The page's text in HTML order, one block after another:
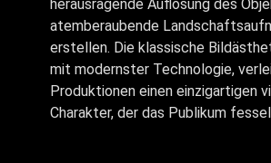
herausragende Auflösung des
atemberaubende
erstellen. Die klassische
mit modernster Technologie,
Produktionen einen einzigartigen
Charakter, der das Publikum